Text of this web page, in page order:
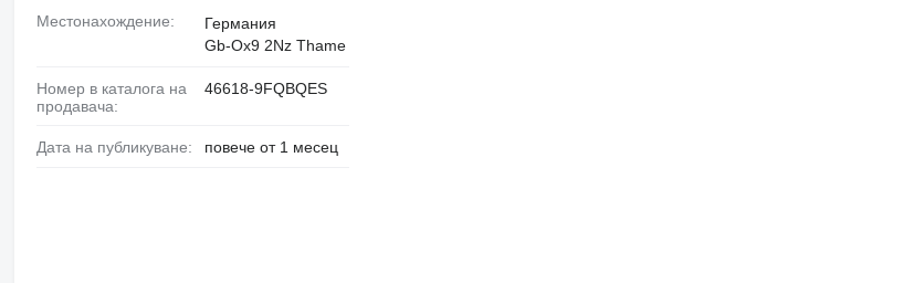
Местонахождение:
Германия
Gb-Ox9 2Nz Thame
Номер в каталога на
продавача:
46618-9FQBQES
Дата на публикуване: повече от 1 месец